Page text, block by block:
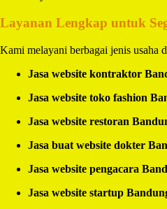
Layanan Lengkap untuk
Kami melayani berbagai jenis usaha
Jasa website kontraktor
Jasa website toko fashion
Jasa website restoran
Jasa buat website dokter
Jasa website pengacara
Jasa website startup